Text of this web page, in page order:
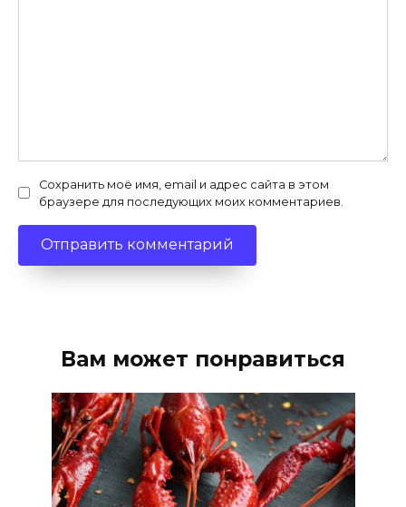
Сохранить моё имя, email и адрес сайта в этом
браузере для последующих моих комментариев.
Вам может понравиться